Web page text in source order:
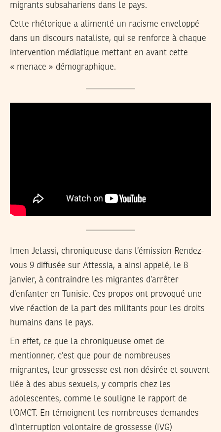
migrants subsahariens dans le pays.
Cette rhétorique a alimenté un racisme enveloppé
dans un discours nataliste, qui se renforce à chaque
intervention médiatique mettant en avant cette
« menace » démographique.
Imen Jelassi, chroniqueuse dans l’émission Rendez-
vous 9 diffusée sur Attessia, a ainsi appelé, le 8
janvier, à contraindre les migrantes d’arrêter
d’enfanter en Tunisie. Ces propos ont provoqué une
vive réaction de la part des militants pour les droits
humains dans le pays.
En effet, ce que la chroniqueuse omet de
mentionner, c’est que pour de nombreuses
migrantes, leur grossesse est non désirée et souvent
liée à des abus sexuels, y compris chez les
adolescentes, comme le souligne le rapport de
l’OMCT. En témoignent les nombreuses demandes
d’interruption volontaire de grossesse (IVG)